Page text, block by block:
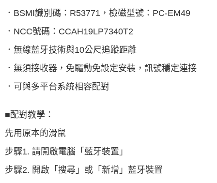
．BSMI識別碼：R53771，檢磁型號：PC-EM49
．NCC號碼：CCAH19LP7340T2
．無線藍牙技術與10公尺追蹤距離
．無須接收器，免驅動免設定安裝，訊號穩定連接
．可與多平台系統相容配對
■配對教學：
先用原本的滑鼠
步驟1. 請開啟電腦「藍牙裝置」
步驟2. 開啟「搜尋」或「新增」藍牙裝置